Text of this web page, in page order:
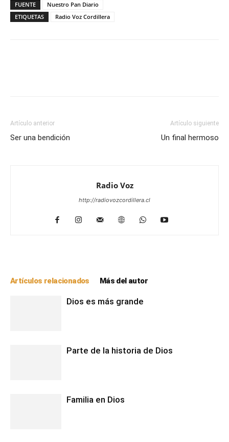
FUENTE
Nuestro Pan Diario
ETIQUETAS
Radio Voz Cordillera
Artículo anterior
Ser una bendición
Artículo siguiente
Un final hermoso
Radio Voz
http://radiovozcordillera.cl
Artículos relacionados Más del autor
Dios es más grande
Parte de la historia de Dios
Familia en Dios